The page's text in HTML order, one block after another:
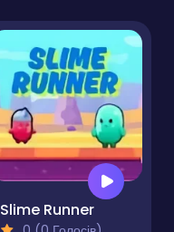
Slime Runner